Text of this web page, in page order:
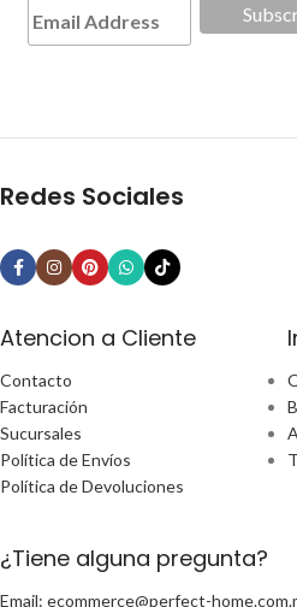
Redes Sociales
Atencion a Cliente
Contacto
Facturación
Sucursales
Política de Envíos
Política de Devoluciones
¿Tiene alguna pregunta?
Email: ecommerce@perfect-